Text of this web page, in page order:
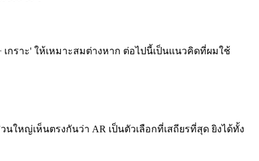
เกราะ' ให้เหมาะสมต่างหาก ต่อไปนี้เป็นแนวคิดที่ผมใช้
ใหญ่เห็นตรงกันว่า AR เป็นตัวเลือกที่เสถียรที่สุด ยิงได้ทั้ง